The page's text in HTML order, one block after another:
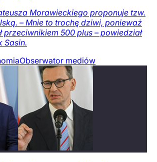
Morawieckiego proponuje tzw.
– Mnie to trochę dziwi, ponieważ
przeciwnikiem 500 plus – powiedział
Sasin.
Obserwator mediów